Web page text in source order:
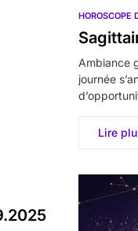
HOROSCOPE
Ambiance
journée
Lire